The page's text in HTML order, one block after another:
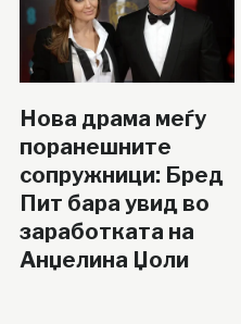
Нова драма меѓу
поранешните
сопружници: Бред
Пит бара увид во
заработката на
Анџелина Џоли